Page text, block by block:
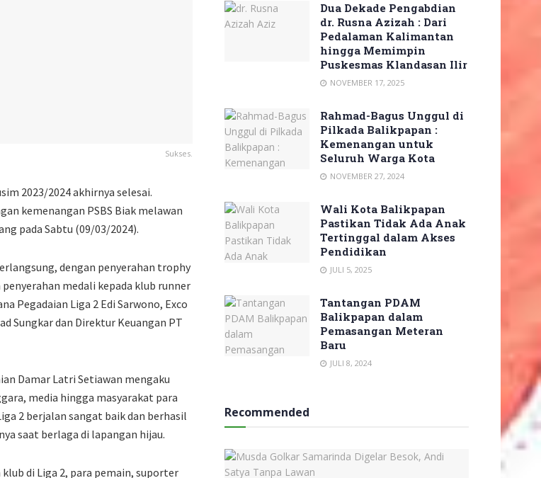
Sukses.
2023/2024 akhirnya selesai.
kemenangan PSBS Biak melawan
pada Sabtu (09/03/2024).
dengan penyerahan trophy
medali kepada klub runner
Pegadaian Liga 2 Edi Sarwono, Exco
Sungkar dan Direktur Keuangan PT
Damar Latri Setiawan mengaku
media hingga masyarakat para
2 berjalan sangat baik dan berhasil
saat berlaga di lapangan hijau.
di Liga 2, para pemain, suporter
Dua Dekade Pengabdian
dr. Rusna Azizah : Dari
Pedalaman Kalimantan
hingga Memimpin
Puskesmas Klandasan Ilir
NOVEMBER 17, 2025
Rahmad-Bagus Unggul di
Pilkada Balikpapan :
Kemenangan untuk
Seluruh Warga Kota
NOVEMBER 27, 2024
Wali Kota Balikpapan
Pastikan Tidak Ada Anak
Tertinggal dalam Akses
Pendidikan
JULI 5, 2025
Tantangan PDAM
Balikpapan dalam
Pemasangan Meteran
Baru
JULI 8, 2024
Recommended